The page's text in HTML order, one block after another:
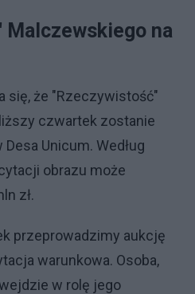
na
się, że "Rzeczywistość"
czwartek zostanie
Unicum. Według
obrazu może
zł.
przeprowadzimy aukcję
warunkowa. Osoba,
w rolę jego